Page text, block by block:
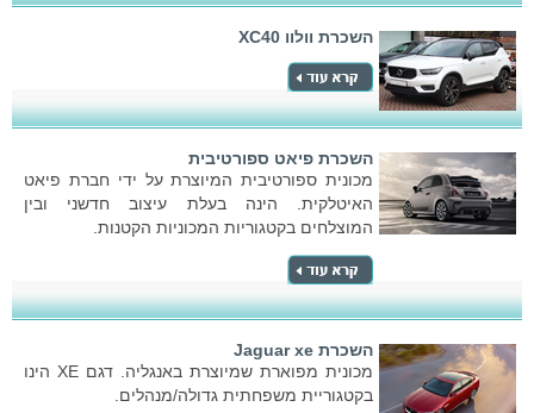
השכרת וולוו XC40
השכרת פיאט ספורטיבית
מכונית ספורטיבית המיוצרת על ידי חברת פיאט
האיטלקית. הינה בעלת עיצוב חדשני ובין
המוצלחים בקטגוריות המכוניות הקטנות.
השכרת Jaguar xe
מכונית מפוארת שמיוצרת באנגליה. דגם XE הינו
בקטגוריית משפחתית גדולה/מנהלים.